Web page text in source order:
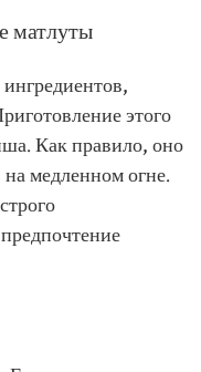
матлуты
этого
Как правило, оно
на медленном огне.